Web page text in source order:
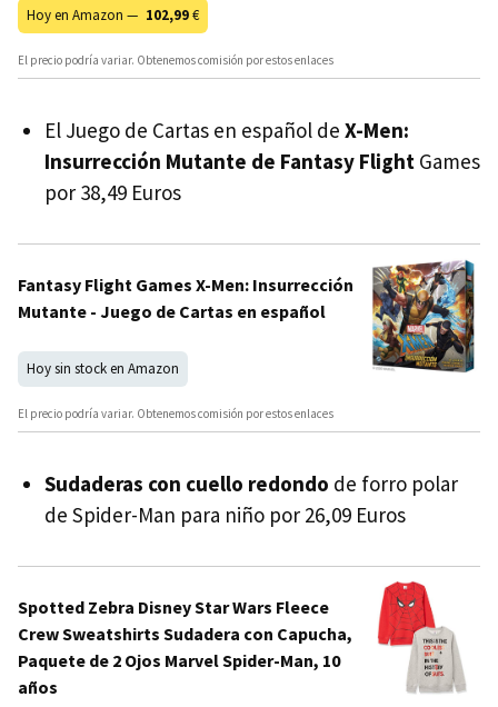
Hoy en Amazon — 102,99€
El precio podría variar. Obtenemos comisión por estos enlaces
El Juego de Cartas en español de X-Men:
Insurrección Mutante de Fantasy Flight Games
por 38,49 Euros
Fantasy Flight Games X-Men: Insurrección
Mutante - Juego de Cartas en español
Hoy sin stock en Amazon
El precio podría variar. Obtenemos comisión por estos enlaces
Sudaderas con cuello redondo de forro polar
de Spider-Man para niño por 26,09 Euros
Spotted Zebra Disney Star Wars Fleece
Crew Sweatshirts Sudadera con Capucha,
Paquete de 2 Ojos Marvel Spider-Man, 10
años